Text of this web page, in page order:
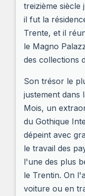
treizième siècle
il fut la
Trente, et il
le Magno
des collections
Son trésor le
justement dans
Mois, un
du Gothique
dépeint avec
le travail des
l'une des plus
le Trentin. On
voiture ou en